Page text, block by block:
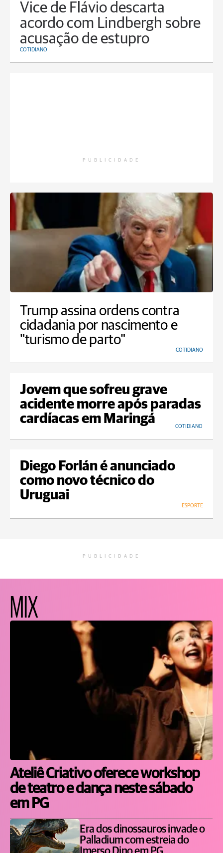
Vice de Flávio descarta
acordo com Lindbergh sobre
acusação de estupro
COTIDIANO
PUBLICIDADE
Trump assina ordens contra
cidadania por nascimento e
"turismo de parto"
COTIDIANO
Jovem que sofreu grave
acidente morre após paradas
cardíacas em Maringá
COTIDIANO
Diego Forlán é anunciado
como novo técnico do
Uruguai
ESPORTE
PUBLICIDADE
MIX
Ateliê Criativo oferece workshop
de teatro e dança neste sábado
em PG
Era dos dinossauros invade o
Palladium com estreia do